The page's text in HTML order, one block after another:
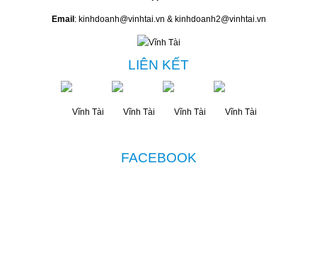
Email : kinhdoanh@vinhtai.vn & kinhdoanh2@vinhtai.vn
LIÊN KẾT
FACEBOOK